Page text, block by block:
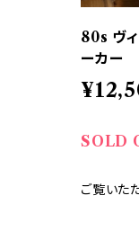
80s ヴ
ーカー
SOLD
ご覧いた